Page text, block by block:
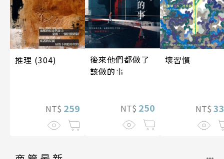
推理 (304)
NT$ 259
後來他們都做了
該做的事
NT$ 250
壞習慣
NT$